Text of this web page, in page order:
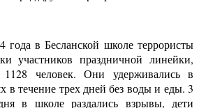
годав Бесланской школетеррористы
участников праздничной линейки,
человек. Они удерживались в
в течение трех дней без воды и еды. 3
в школе раздались взрывы, дети